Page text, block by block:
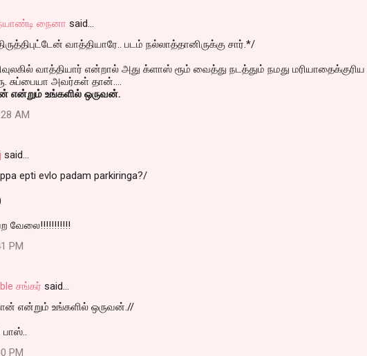
நைனா said…
வாத்தியாரே.. படம் நல்லாத்தானிருக்கு சார்.*/
வாத்தியார் என்றால் அது க்ளாஸ் ரூம் வைத்து நடத்தும் நமது மரியாதைக்குரிய
சுப்பையா அவர்கள் தான்....
என்றும் உங்களில் ஒருவன்.
AM
said…
epti evlo padam parkiringa?/
வேலை!!!!!!!!!!!
PM
சங்கர் said…
என்றும் உங்களில் ஒருவன்.//
பாஸ்..
PM